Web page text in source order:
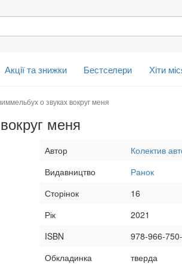
Акції та знижки Бестселери Хіти
о звуках вокруг меня
меня
Автор
Колектив
Видавництво
Ранок
Сторінок
16
Рік
2021
ISBN
978-966-
Обкладинка
тверда